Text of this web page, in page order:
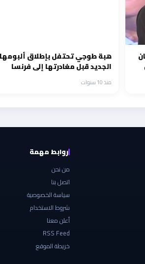
هبة طوجي تحتفل بإطلاق ألبومها
الجديد قبل مغادرتها إلى فرنسا
منذ 10 سنوات
روابط مهمة
من نحن
اتصل بنا
سياسة الخصوصية
شروط الاستخدام
أعلن معنا
RSS Feed
خريطة الموقع